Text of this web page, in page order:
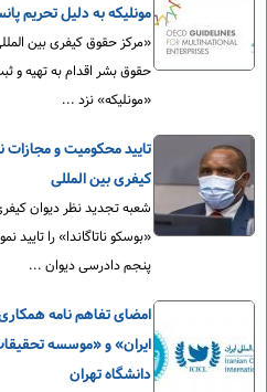
مونلیکه به دلیل تحریم
«مرکز حقوق کیفری بین
حقوق بشر اقدام به تهیه و
«مونلیکه» نزد ...
تایید محکومیت و مجازات
کیفری بین المللی
شعبه تجدید نظر دیوان
پنجم دادرسی دیوان ...
امضای تفاهم نامه
ایران»‌ و «موسسه
دانشگاه تهران